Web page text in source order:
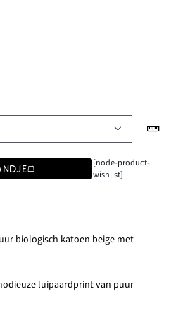
[node-product-
wishlist]
biologisch katoen beige met
luipaardprint van puur